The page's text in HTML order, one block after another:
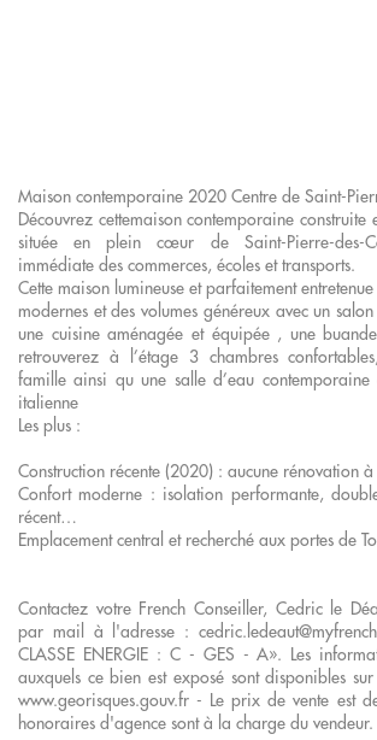
Maison contemporaine 2020 Centre de Saint-
Découvrez cettemaison contemporaine
située en plein cœur de Saint-Pierre-des-
immédiate des commerces, écoles et transports.
Cette maison lumineuse et parfaitement
modernes et des volumes généreux avec un
une cuisine aménagée et équipée , une
retrouverez à l’étage 3 chambres
famille ainsi qu une salle d’eau contemporaine
italienne
Les plus :
Construction récente (2020) : aucune rénovation
Confort moderne : isolation performante,
récent…
Emplacement central et recherché aux portes de
Contactez votre French Conseiller, Cedric le
par mail à l'adresse :
CLASSE ENERGIE : C - GES - A». Les
auxquels ce bien est exposé sont disponibles
www.georisques.gouv.fr - Le prix de vente est
honoraires d'agence sont à la charge du vendeur.